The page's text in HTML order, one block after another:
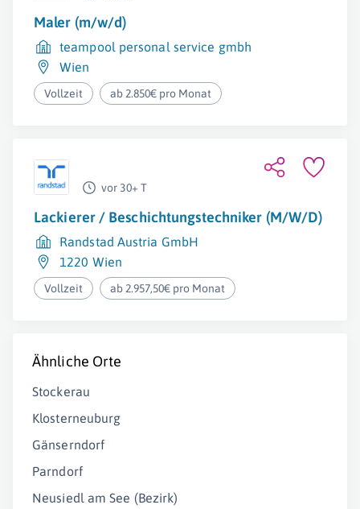
Maler (m/w/d)
teampool personal service gmbh
Wien
Vollzeit ab 2.850€ pro Monat
vor 30+ T
Lackierer / Beschichtungstechniker (M/W/D)
Randstad Austria GmbH
1220 Wien
Vollzeit ab 2.957,50€ pro Monat
Ähnliche Orte
Stockerau
Klosterneuburg
Gänserndorf
Parndorf
Neusiedl am See (Bezirk)